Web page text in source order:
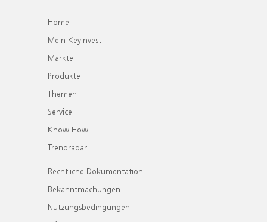
Home
Mein KeyInvest
Märkte
Produkte
Themen
Service
Know How
Trendradar
Rechtliche Dokumentation
Bekanntmachungen
Nutzungsbedingungen